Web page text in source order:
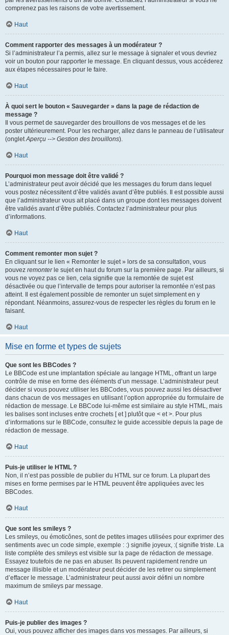
comprenez pas les raisons de votre avertissement.
Haut
Comment rapporter des messages à un modérateur ?
Si l’administrateur l’a permis, allez sur le message à signaler et vous devriez
voir un bouton pour rapporter le message. En cliquant dessus, vous accéderez
aux étapes nécessaires pour le faire.
Haut
À quoi sert le bouton « Sauvegarder » dans la page de rédaction de
message ?
Il vous permet de sauvegarder des brouillons de vos messages et de les
poster ultérieurement. Pour les recharger, allez dans le panneau de l’utilisateur
(ongletAperçu --> Gestion des brouillons).
Haut
Pourquoi mon message doit être validé ?
L’administrateur peut avoir décidé que les messages du forum dans lequel
vous postez nécessitent d’être validés avant d’être publiés. Il est possible aussi
que l’administrateur vous ait placé dans un groupe dont les messages doivent
être validés avant d’être publiés. Contactez l’administrateur pour plus
d’informations.
Haut
Comment remonter mon sujet ?
En cliquant sur le lien « Remonter le sujet » lors de sa consultation, vous
pouvez remonterle sujet en haut du forum sur la première page. Par ailleurs, si
vous ne voyez pas ce lien, cela signifie que la remontée de sujet est
désactivée ou que l’intervalle de temps pour autoriser la remontée n’est pas
atteint. Il est également possible de remonter un sujet simplement en y
répondant. Néanmoins, assurez-vous de respecter les règles du forum en le
faisant.
Haut
Mise en forme et types de sujets
Que sont les BBCodes ?
Le BBCode est une implantation spéciale au langage HTML, offrant un large
contrôle de mise en forme des éléments d’un message. L’administrateur peut
décider si vous pouvez utiliser les BBCodes, vous pouvez aussi les désactiver
dans chacun de vos messages en utilisant l’option appropriée du formulaire de
rédaction de message. Le BBCode lui-même est similaire au style HTML, mais
les balises sont incluses entre crochets [ et ] plutôt que < et >. Pour plus
d’informations sur le BBCode, consultez le guide accessible depuis la page de
rédaction de message.
Haut
Puis-je utiliser le HTML ?
Non, il n’est pas possible de publier du HTML sur ce forum. La plupart des
mises en forme permises par le HTML peuvent être appliquées avec les
BBCodes.
Haut
Que sont les smileys ?
Les smileys, ou émoticônes, sont de petites images utilisées pour exprimer des
sentiments avec un code simple, exemple : :) signifie joyeux, :( signifie triste. La
liste complète des smileys est visible sur la page de rédaction de message.
Essayez toutefois de ne pas en abuser. Ils peuvent rapidement rendre un
message illisible et un modérateur peut décider de les retirer ou simplement
d’effacer le message. L’administrateur peut aussi avoir défini un nombre
maximum de smileys par message.
Haut
Puis-je publier des images ?
Oui, vous pouvez afficher des images dans vos messages. Par ailleurs, si